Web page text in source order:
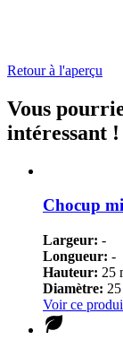
Retour à l'aperçu
Vous
intéressant !
Chocup
Largeur: -
Longueur: -
Hauteur: 25
Diamètre:
Voir ce